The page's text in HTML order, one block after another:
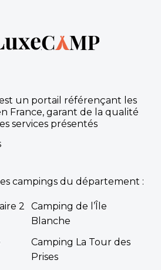
un portail référençant les
France, garant de la qualité
services présentés
campings du département :
2
Camping de l’Île
Blanche
Camping La Tour des
Prises